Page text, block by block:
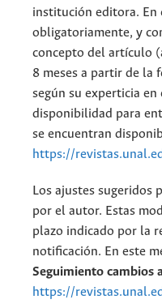
institución editora. En
obligatoriamente, y
concepto del artículo
8 meses a partir de la
según su experticia
disponibilidad para
se encuentran
https://
Los ajustes sugeridos
por el autor. Estas
plazo indicado por la
notificación. En este
Seguimiento cambios
https://